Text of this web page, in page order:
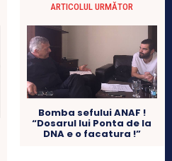
ARTICOLUL URMĂTOR
Bomba sefului ANAF !
“Dosarul lui Ponta de la
DNA e o facatura !”